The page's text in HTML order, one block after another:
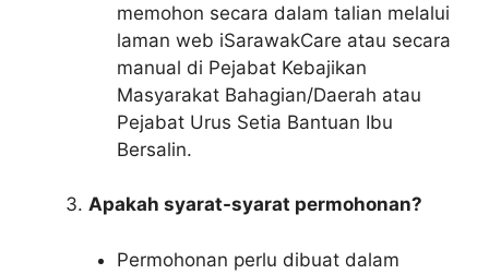
memohon secara dalam talian melalui
laman web iSarawakCare atau secara
manual di Pejabat Kebajikan
Masyarakat Bahagian/Daerah atau
Pejabat Urus Setia Bantuan Ibu
Bersalin.
Apakah syarat-syarat permohonan?
Permohonan perlu dibuat dalam